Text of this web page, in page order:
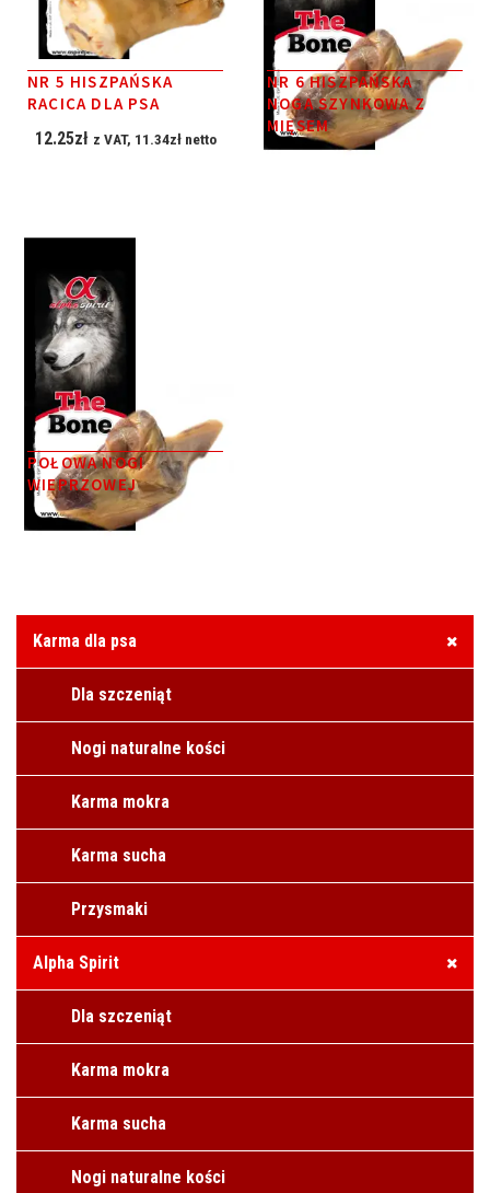
NR 5 HISZPAŃSKA
RACICA DLA PSA
12.25zł z VAT, 11.34złnetto
NR 6 HISZPAŃSKA
NOGA SZYNKOWA Z
MIĘSEM
POŁOWA NOGI
WIEPRZOWEJ
6.60zł z VAT,6.11
Karma dla psa
Dla szczeniąt
Nogi naturalne kości
Karma mokra
Karma sucha
Przysmaki
Alpha Spirit
Dla szczeniąt
Karma mokra
Karma sucha
Nogi naturalne kości